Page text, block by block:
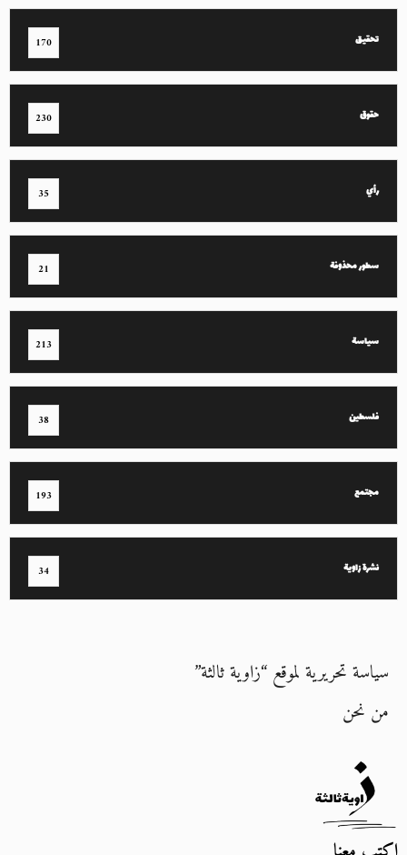
تحقيق 170
حقوق 230
رأي 35
سطور محذوفة 21
سياسة 213
فلسطين 38
مجتمع 193
نشرة زاوية 34
سياسة تحريرية لموقع “زاوية ثالثة”
من نحن